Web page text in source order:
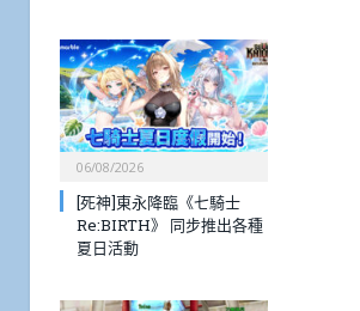
06/08/2026
[死神]東永降臨《七騎士
Re:BIRTH》 同步推出各種
夏日活動